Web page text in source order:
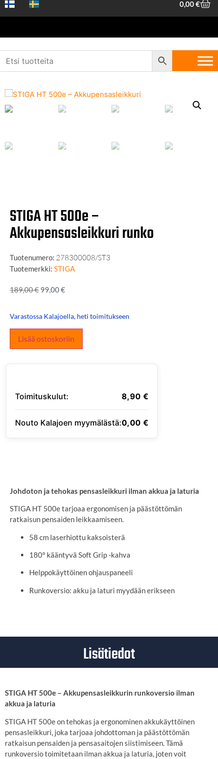
0,00€
Etusivu Piha ja metsä Akkupensasleikkurit
/ STIGA
STIGA HT 500e –
Akkupensasleikkuri runko
Tuotenumero: 278300008/ST3
Tuotemerkki: STIGA
189,00€ 99,00€
Varastossa Kalajoella, heti toimitukseen
Lisää ostoskoriin
Toimituskulut: 8,90 €
Nouto Kalajoen myymälästä:0,00 €
Johdoton ja tehokas pensasleikkuri ilman akkua ja laturia
STIGA HT 500e tarjoaa ergonomisen ja päästöttömän
ratkaisun pensaiden leikkaamiseen.
58 cm laserhiottu kaksoisterä
180° kääntyvä Soft Grip -kahva
Helppokäyttöinen ohjauspaneeli
Runkoversio: akku ja laturi myydään erikseen
Lisätiedot
STIGA HT 500e – Akkupensasleikkurin runkoversio ilman
akkua ja laturia
STIGA HT 500e on tehokas ja ergonominen akkukäyttöinen
pensasleikkuri, joka tarjoaa johdottoman ja päästöttömän
ratkaisun pensaiden ja pensasaitojen siistimiseen. Tämä
runkoversio toimitetaan ilman akkua ja laturia, joten voit